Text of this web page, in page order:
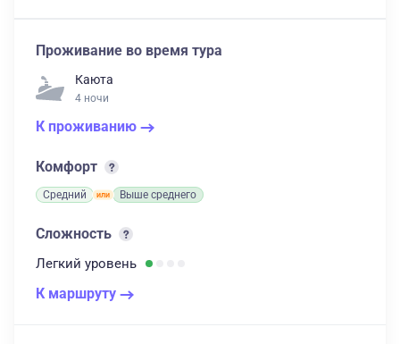
Проживание во время тура
Каюта
4 ночи
К проживанию
Комфорт
Средний Выше среднего
Сложность
Легкий уровень
К маршруту